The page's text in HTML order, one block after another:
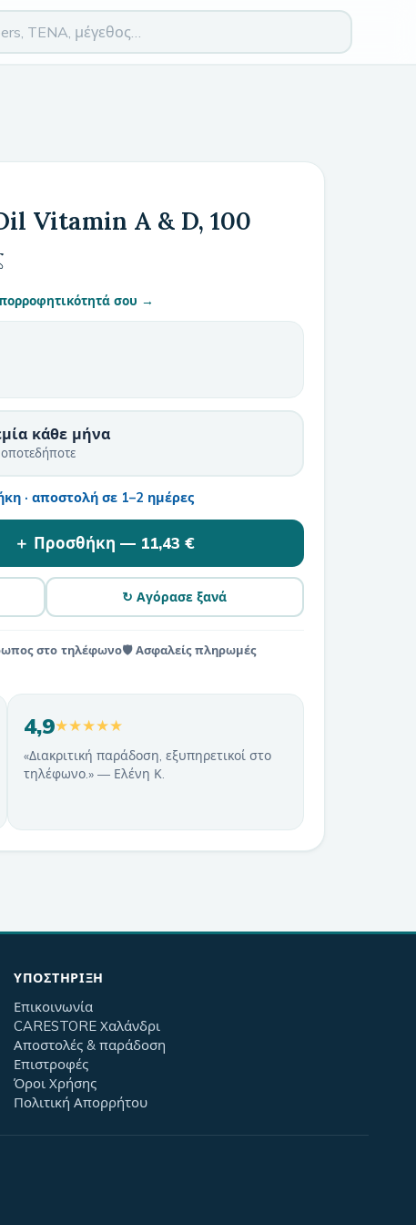
Vitamin A & D, 100
σου →
κάθε μήνα
· αποστολή σε 1–2 ημέρες
＋ Προσθήκη — 11,43 €
↻ Αγόρασε ξανά
στο τηλέφωνο🛡️ Ασφαλείς πληρωμές
4,9★★★★★
«Διακριτική παράδοση, εξυπηρετικοί στο
τηλέφωνο.» — Ελένη Κ.
ΥΠΟΣΤΉΡΙΞΗ
Επικοινωνία
CARESTORE Χαλάνδρι
Αποστολές & παράδοση
Επιστροφές
Όροι Χρήσης
Πολιτική Απορρήτου